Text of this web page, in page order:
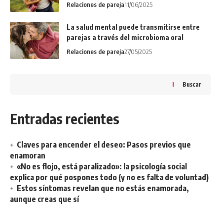
Relaciones de pareja11/06/2025
La salud mental puede transmitirse entre
parejas a través del microbioma oral
Relaciones de pareja27/05/2025
Buscar
Entradas recientes
Claves para encender el deseo: Pasos previos que
enamoran
«No es flojo, está paralizado»: la psicología social
explica por qué pospones todo (y no es falta de voluntad)
Estos síntomas revelan que no estás enamorada,
aunque creas que sí